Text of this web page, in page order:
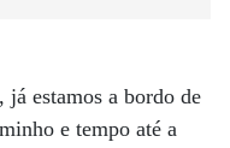
estamos a bordo de
e tempo até a